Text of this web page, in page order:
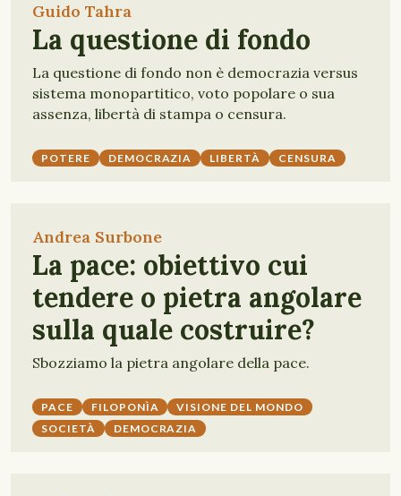
Guido Tahra
La questione di fondo
La questione di fondo non è democrazia versus
sistema monopartitico, voto popolare o sua
assenza, libertà di stampa o censura.
POTERE DEMOCRAZIA LIBERTÀ CENSURA
Andrea Surbone
La pace: obiettivo cui
tendere o pietra angolare
sulla quale costruire?
Sbozziamo la pietra angolare della pace.
PACE FILOPONÌA
VISIONE DEL MONDO
SOCIETÀ
DEMOCRAZIA